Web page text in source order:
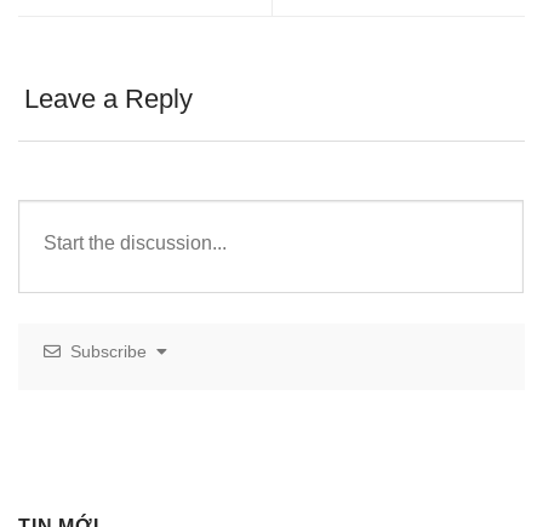
Leave a Reply
Subscribe